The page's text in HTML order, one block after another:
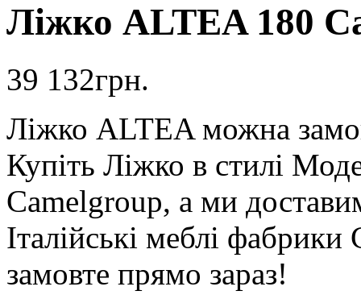
Ліжко ALTEA 180
39 132грн.
Ліжко ALTEA можна
Купіть Ліжко в стилі
Camelgroup, а ми
Італійські меблі
замовте прямо зараз!